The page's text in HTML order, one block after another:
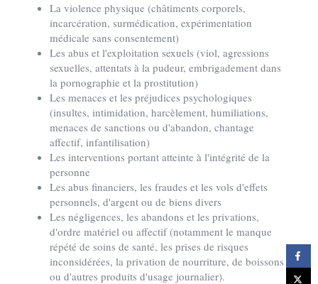
La violence physique (châtiments corporels,
incarcération, surmédication, expérimentation
médicale sans consentement)
Les abus et l'exploitation sexuels (viol, agressions
sexuelles, attentats à la pudeur, embrigadement dans
la pornographie et la prostitution)
Les menaces et les préjudices psychologiques
(insultes, intimidation, harcèlement, humiliations,
menaces de sanctions ou d'abandon, chantage
affectif, infantilisation)
Les interventions portant atteinte à l'intégrité de la
personne
Les abus financiers, les fraudes et les vols d'effets
personnels, d'argent ou de biens divers
Les négligences, les abandons et les privations,
d'ordre matériel ou affectif (notamment le manque
répété de soins de santé, les prises de risques
inconsidérées, la privation de nourriture, de boissons
ou d'autres produits d'usage journalier).